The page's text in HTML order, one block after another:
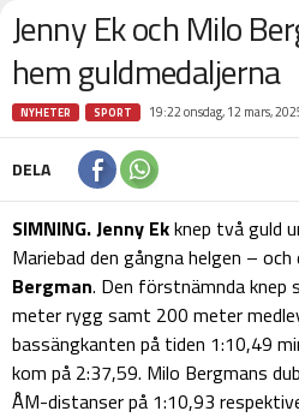
Jenny Ek och Milo
hem guldmedaljerna
NYHETER SPORT 19:22 onsdag, 12 mars,
DELA
SIMNING.Jenny Ekknep två guld
Mariebad den gångna helgen –
Bergman. Den förstnämnda knep
meter rygg samt 200 meter
bassängkanten på tiden 1:10,49
kom på 2:37,59. Milo Bergmans
ÅM-distanser på 1:10,93